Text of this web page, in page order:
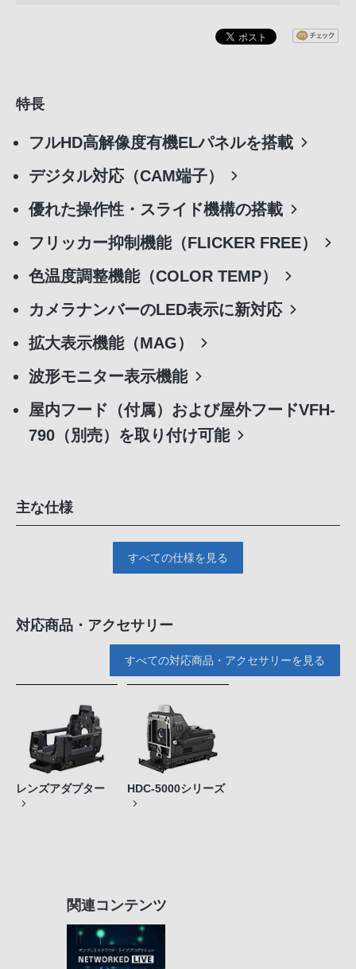
特長
フルHD高解像度有機ELパネルを搭載
デジタル対応（CAM端子）
優れた操作性・スライド機構の搭載
フリッカー抑制機能（FLICKER FREE）
色温度調整機能（COLOR TEMP）
カメラナンバーのLED表示に新対応
拡大表示機能（MAG）
波形モニター表示機能
屋内フード（付属）および屋外フードVFH-
790（別売）を取り付け可能
主な仕様
すべての仕様を見る
対応商品・アクセサリー
すべての対応商品・アクセサリーを見る
レンズアダプター HDC-5000シリーズ
関連コンテンツ